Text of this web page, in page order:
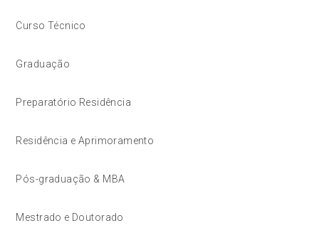
Curso Técnico
Graduação
Preparatório Residência
Residência e Aprimoramento
Pós-graduação & MBA
Mestrado e Doutorado